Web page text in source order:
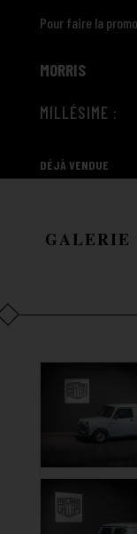
Pour faire la
MORRIS
MILLÉSIME
DÉJÀ VENDUE
GALERIE